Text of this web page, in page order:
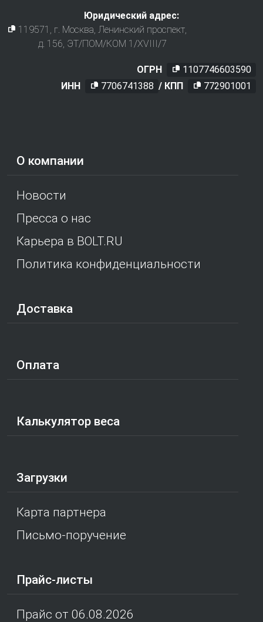
О компании
Новости
Пресса о нас
Карьера в BOLT.RU
Политика конфиденциальности
Доставка
Оплата
Калькулятор веса
Загрузки
Карта партнера
Письмо-поручение
Прайс-листы
Прайс от 06.08.2026
Юридический адрес:
119571
, г. Москва Ленинский проспект,
д. 156, ЭТ/ПОМ/КОМ 1/XVIII/7
ОГРН
1107746603590
ИНН
7706741388 / КПП 772901001